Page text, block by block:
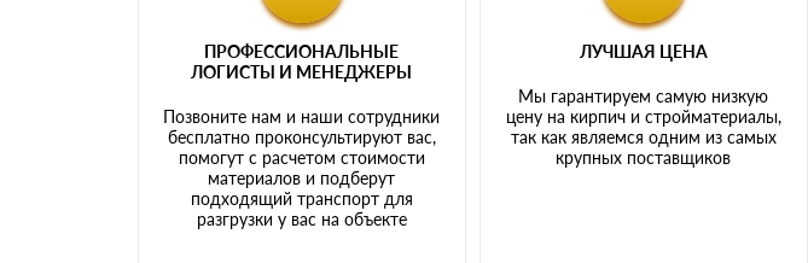
ПРОФЕССИОНАЛЬНЫЕ
ЛОГИСТЫ И МЕНЕДЖЕРЫ
Позвоните нам и наши сотрудники
бесплатно проконсультируют вас,
помогут с расчетом стоимости
материалов и подберут
подходящий транспорт для
разгрузки у вас на объекте
ЛУЧШАЯ ЦЕНА
Мы гарантируем самую низкую
цену на кирпич и стройматериалы,
так как являемся одним из самых
крупных поставщиков